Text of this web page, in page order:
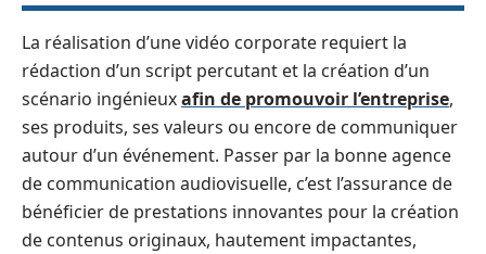
La réalisation d’une vidéo corporate requiert la
rédaction d’un script percutant et la création d’un
scénario ingénieuxafin de promouvoir l’entreprise,
ses produits, ses valeurs ou encore de communiquer
autour d’un événement. Passer par la bonne agence
de communication audiovisuelle, c’est l’assurance de
bénéficier de prestations innovantes pour la création
de contenus originaux, hautement impactantes,